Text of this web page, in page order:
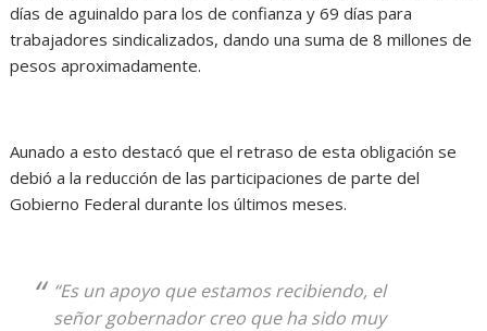
días de aguinaldo para los de confianza y 69 días para
trabajadores sindicalizados, dando una suma de 8 millones de
pesos aproximadamente.
Aunado a esto destacó que el retraso de esta obligación se
debió a la reducción de las participaciones de parte del
Gobierno Federal durante los últimos meses.
“Es un apoyo que estamos recibiendo, el
señor gobernador creo que ha sido muy